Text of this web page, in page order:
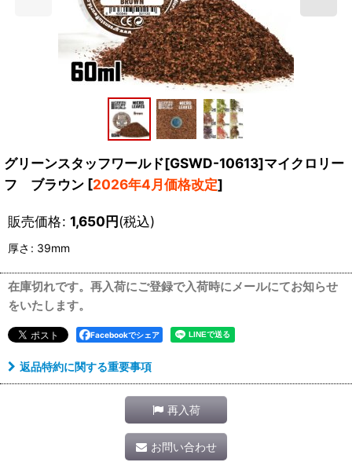
グリーンスタッフワールド[GSWD-10613]マイクロリー
フ ブラウン [2026年4月価格改定]
販売価格: 1,650円(税込)
厚さ : 39mm
在庫切れです。再入荷にご登録で入荷時にメールにてお知らせ
をいたします。
Facebookでシェア
返品特約に関する重要事項
再入荷
お問い合わせ